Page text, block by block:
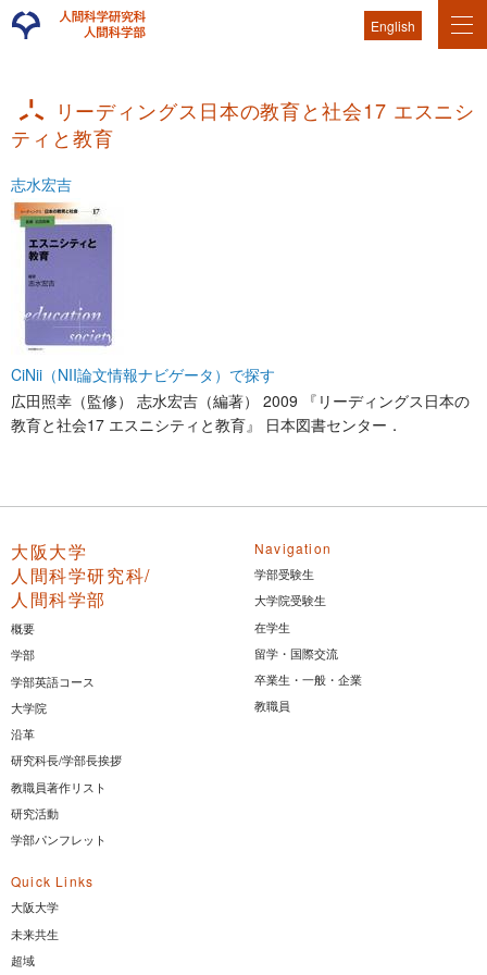
English
リーディングス日本の教育と社会17 エスニシ
ティと教育
志水宏吉
CiNii（NII論文情報ナビゲータ）で探す
広田照幸（監修） 志水宏吉（編著） 2009 『リーディングス日本の
教育と社会17 エスニシティと教育』 日本図書センター．
大阪大学
人間科学研究科/
人間科学部
概要
学部
学部英語コース
大学院
沿革
研究科長/学部長挨拶
教職員著作リスト
研究活動
学部パンフレット
Navigation
学部受験生
大学院受験生
在学生
留学・国際交流
卒業生・一般・企業
教職員
Quick Links
大阪大学
未来共生
超域